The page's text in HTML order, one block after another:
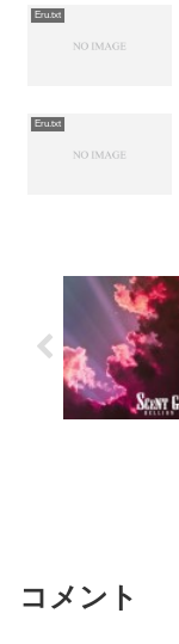
Eru.txt
Eru.txt
コメント